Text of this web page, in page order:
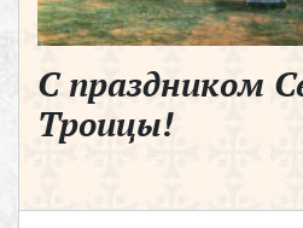
С праздником
Троицы!